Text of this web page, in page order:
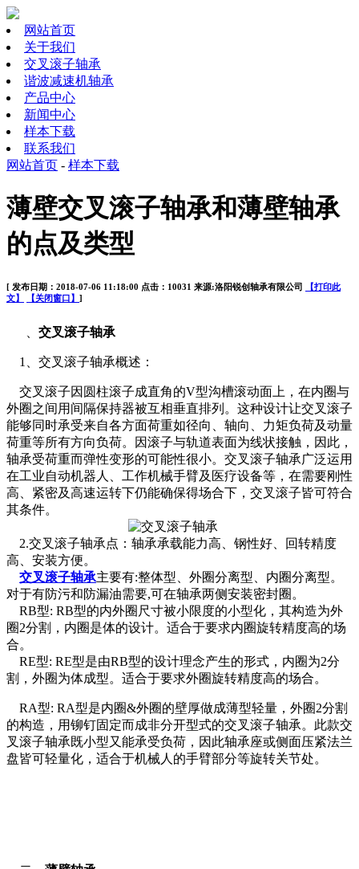
网站首页
关于我们
交叉滚子轴承
谐波减速机轴承
产品中心
新闻中心
样本下载
联系我们
网站首页 - 样本下载
薄壁交叉滚子轴承和薄壁轴承
的点及类型
[ 发布日期：2018-07-06 11:18:00 点击：10031 来源:洛阳锐创轴承有限公司
【打印此
文】
【关闭窗口】 ]
交叉滚子轴承
1、交叉滚子轴承概述：
交叉滚子因圆柱滚子成直角的V型沟槽滚动面上，在内圈与
外圈之间用间隔保持器被互相垂直排列。这种设计让交叉滚子
能够同时承受来自各方面荷重如径向、轴向、力矩负荷及动量
荷重等所有方向负荷。因滚子与轨道表面为线状接触，因此，
轴承受荷重而弹性变形的可能性很小。交叉滚子轴承广泛运用
在工业自动机器人、工作机械手臂及医疗设备等，在需要刚性
高、紧密及高速运转下仍能确保得场合下，交叉滚子皆可符合
其条件。
2.交叉滚子轴承点：轴承承载能力高、钢性好、回转精度
高、安装方便。
交叉滚子轴承主要有:整体型、外圈分离型、内圈分离型。
对于有防污和防漏油需要,可在轴承两侧安装密封圈。
RB型: RB型的内外圈尺寸被小限度的小型化，其构造为外
圈2分割，内圈是体的设计。适合于要求内圈旋转精度高的场
合。
RE型: RE型是由RB型的设计理念产生的形式，内圈为2分
割，外圈为体成型。适合于要求外圈旋转精度高的场合。
RA型: RA型是内圈&外圈的壁厚做成薄型轻量，外圈2分割
的构造，用铆钉固定而成非分开型式的交叉滚子轴承。此款交
叉滚子轴承既小型又能承受负荷，因此轴承座或侧面压紧法兰
盘皆可轻量化，适合于机械人的手臂部分等旋转关节处。